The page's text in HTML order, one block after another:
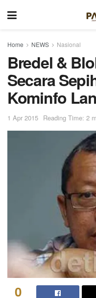
Home NEWS Nasional
Bredel &
Secara
Kominfo
1 Apr 2015 Reading Time: 2
0